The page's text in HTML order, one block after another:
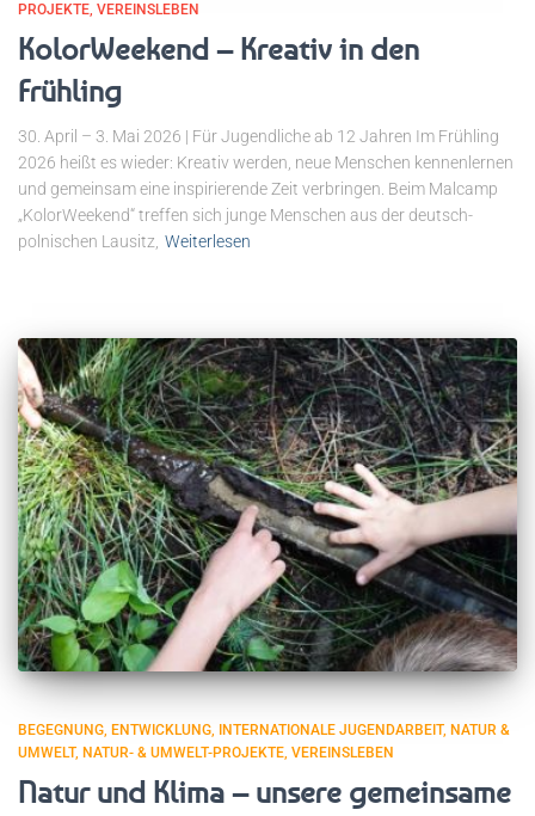
PROJEKTE VEREINSLEBEN
KolorWeekend – Kreativ in den
Frühling
30. April – 3. Mai 2026 | Für Jugendliche ab 12 Jahren Im Frühling
2026 heißt es wieder: Kreativ werden, neue Menschen kennenlernen
und gemeinsam eine inspirierende Zeit verbringen. Beim Malcamp
„KolorWeekend“ treffen sich junge Menschen aus der deutsch-
polnischen Lausitz, Weiterlesen
BEGEGNUNG ENTWICKLUNG INTERNATIONALE JUGENDARBEIT NATUR &
UMWELT NATUR- & UMWELT-PROJEKTE VEREINSLEBEN
Natur und Klima – unsere gemeinsame